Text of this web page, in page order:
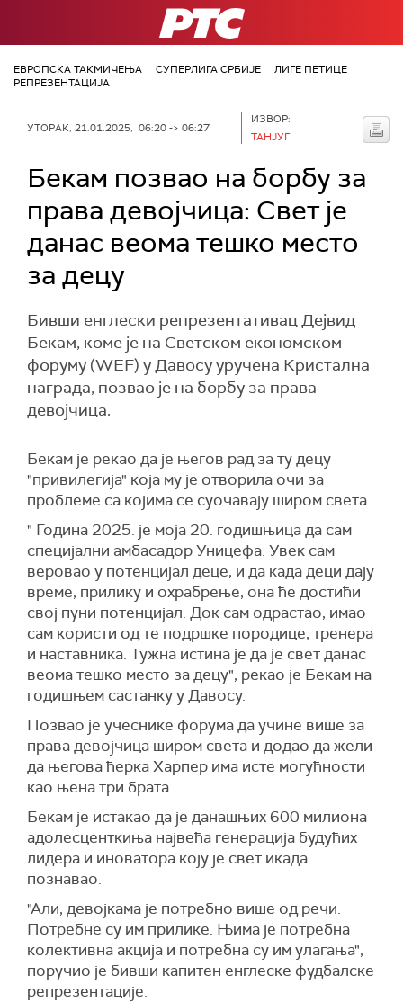
РТС
ЕВРОПСКА ТАКМИЧЕЊА СУПЕРЛИГА СРБИЈЕ
ЛИГЕ ПЕТИЦЕ
РЕПРЕЗЕНТАЦИЈА
УТОРАК, 21.01.2025, 06:20 -> 06:27
ИЗВОР:
ТАНЈУГ
Бекам позвао на борбу за
права девојчица: Свет је
данас веома тешко место
за децу
Бивши енглески репрезентативац Дејвид
Бекам, коме је на Светском економском
форуму (WEF) у Давосу уручена Кристална
награда, позвао је на борбу за права
девојчица.
Бекам је рекао да је његов рад за ту децу
"привилегија" која му је отворила очи за
проблеме са којима се суочавају широм света.
" Година 2025. је моја 20. годишњица да сам
специјални амбасадор Уницефа. Увек сам
веровао у потенцијал деце, и да када деци дају
време, прилику и охрабрење, она ће достићи
свој пуни потенцијал. Док сам одрастао, имао
сам користи од те подршке породице, тренера
и наставника. Тужна истина је да је свет данас
веома тешко место за децу", рекао је Бекам на
годишњем састанку у Давосу.
Позвао је учеснике форума да учине више за
права девојчица широм света и додао да жели
да његова ћерка Харпер има исте могућности
као њена три брата.
Бекам је истакао да је данашњих 600 милиона
адолесценткиња највећа генерација будућих
лидера и иноватора коју је свет икада
познавао.
"Али, девојкама је потребно више од речи.
Потребне су им прилике. Њима је потребна
колективна акција и потребна су им улагања",
поручио је бивши капитен енглеске фудбалске
репрезентације.